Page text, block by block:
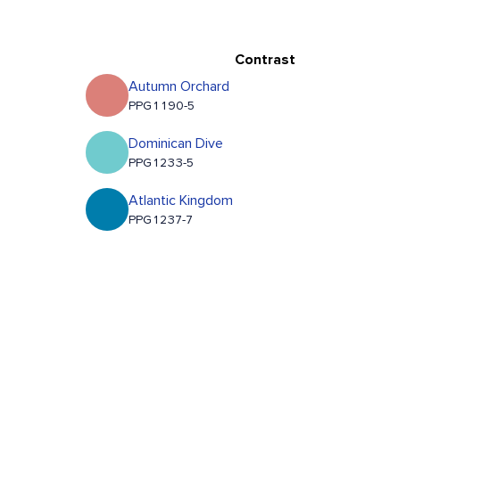
Contrast
Autumn Orchard
PPG1190-5
Dominican Dive
PPG1233-5
Atlantic Kingdom
PPG1237-7